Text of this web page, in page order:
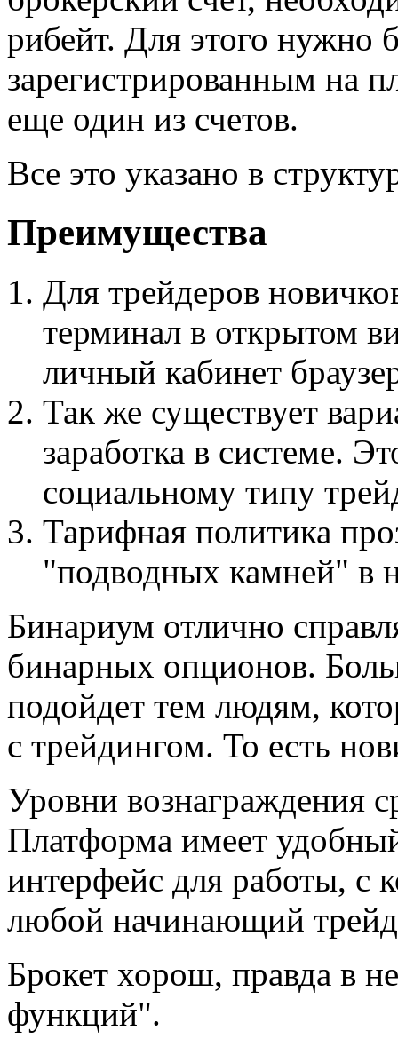
рибейт. Для этого нужно
зарегистрированным на
еще один из счетов.
Все это указано в
Преимущества
Для трейдеров
терминал в открытом
личный кабинет
Так же существует
заработка в системе.
социальному типу
Тарифная политика
"подводных камней" в
Бинариум отлично
бинарных опционов.
подойдет тем людям,
с трейдингом. То есть
Уровни вознаграждения
Платформа имеет
интерфейс для работы, с
любой начинающий
Брокет хорош, правда в
функций".